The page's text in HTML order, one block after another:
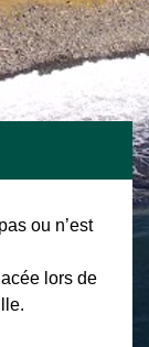
ou n’est
lors de